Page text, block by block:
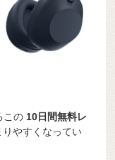
この 10日間無料レ
やすくなってい